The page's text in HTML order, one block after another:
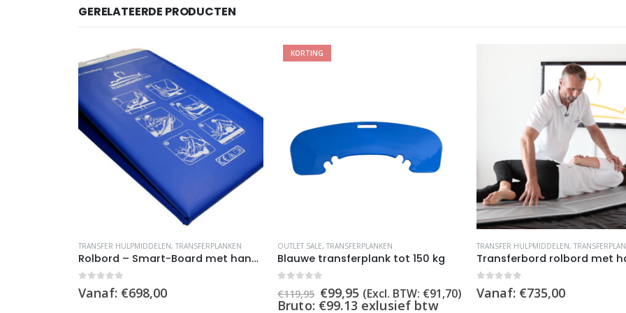
GERELATEERDE PRODUCTEN
TRANSFER HULPMIDDELEN, TRANSFERPLANKEN
Rolbord – Smart-Board met handvaten
out of 5
Vanaf: €698,00
KORTING
OUTLET SALE, TRANSFERPLANKEN
Blauwe transferplank tot 150 kg
€119,95 Oorspronkelijke
prijs
€99,95 Huidige
prijs
(Excl. BTW: €91,70)
Bruto: €99.13 exlusief btw
Dit product heeft meerdere variaties. Deze optie kan gekozen worden op de productpagina
TRANSFER HULPMIDDELEN,
out of 5
Vanaf: €735,00